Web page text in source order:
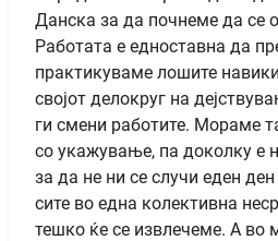
Данска за да почнеме да се
Работата е едноставна да
практикуваме лошите
својот делокруг на
ги смени работите. Мораме
со укажување, па доколку е
за да не ни се случи еден
сите во една колективна
тешко ќе се извлечеме. А во